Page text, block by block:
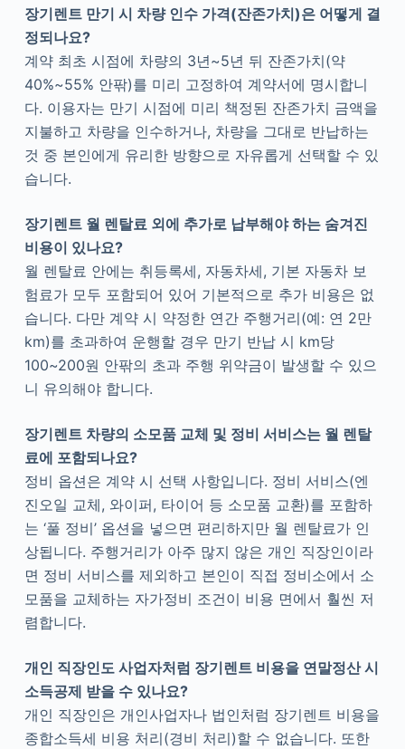
장기렌트 만기 시 차량 인수 가격(잔존가치)은 어떻게 결
정되나요?
계약 최초 시점에 차량의 3년~5년 뒤 잔존가치(약
40%~55% 안팎)를 미리 고정하여 계약서에 명시합니
다. 이용자는 만기 시점에 미리 책정된 잔존가치 금액을
지불하고 차량을 인수하거나, 차량을 그대로 반납하는
것 중 본인에게 유리한 방향으로 자유롭게 선택할 수 있
습니다.
장기렌트 월 렌탈료 외에 추가로 납부해야 하는 숨겨진
비용이 있나요?
월 렌탈료 안에는 취등록세, 자동차세, 기본 자동차 보
험료가 모두 포함되어 있어 기본적으로 추가 비용은 없
습니다. 다만 계약 시 약정한 연간 주행거리(예: 연 2만
km)를 초과하여 운행할 경우 만기 반납 시 km당
100~200원 안팎의 초과 주행 위약금이 발생할 수 있으
니 유의해야 합니다.
장기렌트 차량의 소모품 교체 및 정비 서비스는 월 렌탈
료에 포함되나요?
정비 옵션은 계약 시 선택 사항입니다. 정비 서비스(엔
진오일 교체, 와이퍼, 타이어 등 소모품 교환)를 포함하
는 ‘풀 정비’ 옵션을 넣으면 편리하지만 월 렌탈료가 인
상됩니다. 주행거리가 아주 많지 않은 개인 직장인이라
면 정비 서비스를 제외하고 본인이 직접 정비소에서 소
모품을 교체하는 자가정비 조건이 비용 면에서 훨씬 저
렴합니다.
개인 직장인도 사업자처럼 장기렌트 비용을 연말정산 시
소득공제 받을 수 있나요?
개인 직장인은 개인사업자나 법인처럼 장기렌트 비용을
종합소득세 비용 처리(경비 처리)할 수 없습니다. 또한